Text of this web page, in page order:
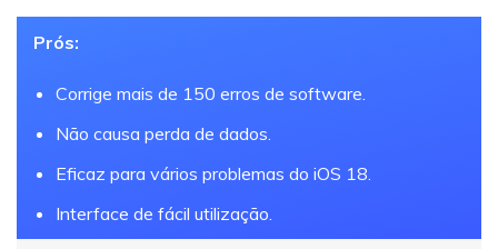
Prós:
Corrige mais de 150 erros de software.
Não causa perda de dados.
Eficaz para vários problemas do iOS 18.
Interface de fácil utilização.